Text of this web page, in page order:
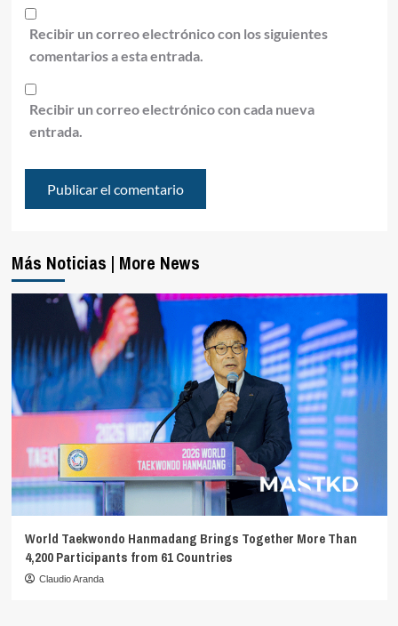
Recibir un correo electrónico con los siguientes
comentarios a esta entrada.
Recibir un correo electrónico con cada nueva
entrada.
Más Noticias | More News
World Taekwondo Hanmadang Brings Together More Than
4,200 Participants from 61 Countries
Claudio Aranda